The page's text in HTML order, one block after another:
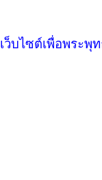
เว็บไซต์เพื่อพระพุ